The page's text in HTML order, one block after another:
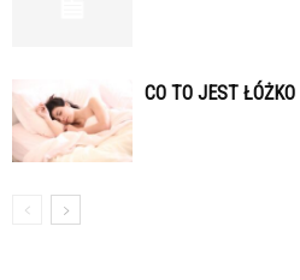
CO TO JEST